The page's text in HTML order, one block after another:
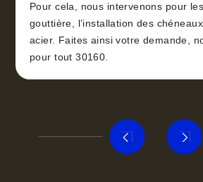
Pour cela, nous intervenons pour
gouttière, l’installation des
acier. Faites ainsi votre demande,
pour tout 30160.